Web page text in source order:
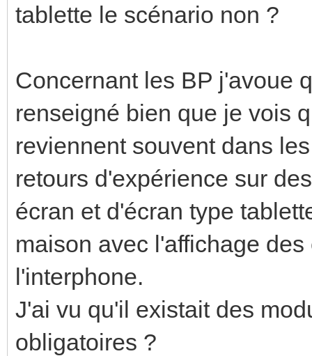
tablette le scénario non ?
Concernant les BP j'avoue
renseigné bien que je vois
reviennent souvent dans
retours d'expérience sur
écran et d'écran type
maison avec l'affichage
l'interphone.
J'ai vu qu'il existait des
obligatoires ?